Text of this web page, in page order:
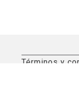
Términos y